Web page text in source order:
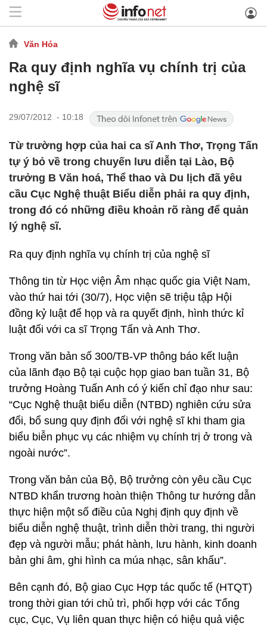
Văn Hóa
Ra quy định nghĩa vụ chính trị của
nghệ sĩ
29/07/2012 - 10:18
Từ trường hợp của hai ca sĩ Anh Thơ, Trọng Tấn
tự ý bỏ về trong chuyến lưu diễn tại Lào, Bộ
trưởng B Văn hoá, Thể thao và Du lịch đã yêu
cầu Cục Nghệ thuật Biểu diễn phải ra quy định,
trong đó có những điều khoản rõ ràng để quản
lý nghệ sĩ.
Ra quy định nghĩa vụ chính trị của nghệ sĩ
Thông tin từ Học viện Âm nhạc quốc gia Việt Nam,
vào thứ hai tới (30/7), Học viện sẽ triệu tập Hội
đồng kỷ luật để họp và ra quyết định, hình thức kỉ
luật đối với ca sĩ Trọng Tấn và Anh Thơ.
Trong văn bản số 300/TB-VP thông báo kết luận
của lãnh đạo Bộ tại cuộc họp giao ban tuần 31, Bộ
trưởng Hoàng Tuấn Anh có ý kiến chỉ đạo như sau:
“Cục Nghệ thuật biểu diễn (NTBD) nghiên cứu sửa
đổi, bổ sung quy định đối với nghệ sĩ khi tham gia
biểu biễn phục vụ các nhiệm vụ chính trị ở trong và
ngoài nước”.
Trong văn bản của Bộ, Bộ trưởng còn yêu cầu Cục
NTBD khẩn trương hoàn thiện Thông tư hướng dẫn
thực hiện một số điều của Nghị định quy định về
biểu diễn nghệ thuật, trình diễn thời trang, thi người
đẹp và người mẫu; phát hành, lưu hành, kinh doanh
bản ghi âm, ghi hình ca múa nhạc, sân khấu”.
Bên cạnh đó, Bộ giao Cục Hợp tác quốc tế (HTQT)
trong thời gian tới chủ trì, phối hợp với các Tổng
cục, Cục, Vụ liên quan thực hiện có hiệu quả việc